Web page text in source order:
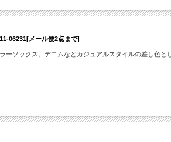
06231[メール便2点まで]
ソックス。デニムなどカジュアルスタイルの差し色